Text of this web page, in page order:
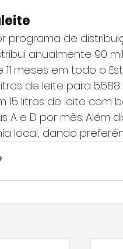
programa de
anualmente 90
11 meses em todo o
litros de leite para
15 litros de leite com
A e D por mês. Além
local, dando